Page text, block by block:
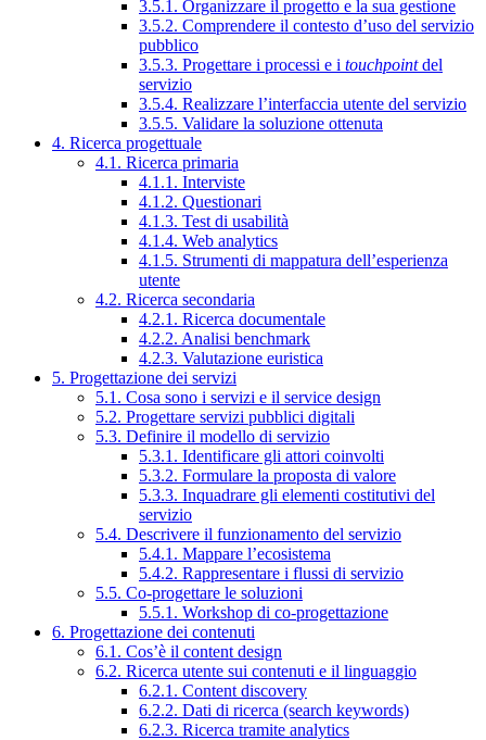
3.5.1. Organizzare il progetto e la sua gestione
3.5.2. Comprendere il contesto d’uso del servizio
pubblico
3.5.3. Progettare i processi e i touchpointdel
servizio
3.5.4. Realizzare l’interfaccia utente del servizio
3.5.5. Validare la soluzione ottenuta
4. Ricerca progettuale
4.1. Ricerca primaria
4.1.1. Interviste
4.1.2. Questionari
4.1.3. Test di usabilità
4.1.4. Web analytics
4.1.5. Strumenti di mappatura dell’esperienza
utente
4.2. Ricerca secondaria
4.2.1. Ricerca documentale
4.2.2. Analisi benchmark
4.2.3. Valutazione euristica
5. Progettazione dei servizi
5.1. Cosa sono i servizi e il service design
5.2. Progettare servizi pubblici digitali
5.3. Definire il modello di servizio
5.3.1. Identificare gli attori coinvolti
5.3.2. Formulare la proposta di valore
5.3.3. Inquadrare gli elementi costitutivi del
servizio
5.4. Descrivere il funzionamento del servizio
5.4.1. Mappare l’ecosistema
5.4.2. Rappresentare i flussi di servizio
5.5. Co-progettare le soluzioni
5.5.1. Workshop di co-progettazione
6. Progettazione dei contenuti
6.1. Cos’è il content design
6.2. Ricerca utente sui contenuti e il linguaggio
6.2.1. Content discovery
6.2.2. Dati di ricerca (search keywords)
6.2.3. Ricerca tramite analytics